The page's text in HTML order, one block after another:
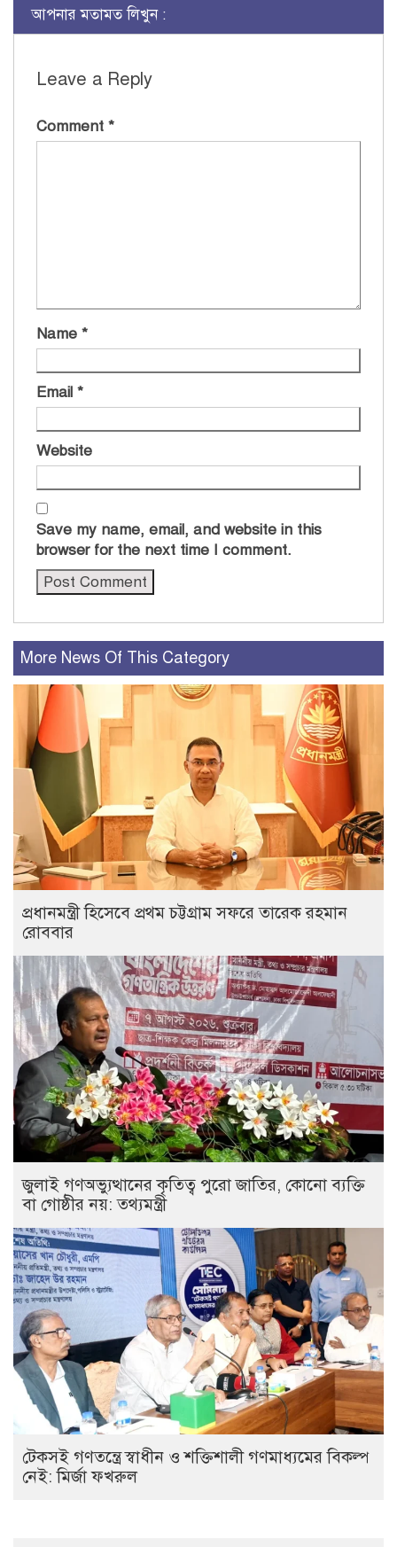
আপনার মতামত লিখুন :
Leave a Reply
Comment *
Name *
Email *
Website
Save my name, email, and website in this
browser for the next time I comment.
More News Of This Category
প্রধানমন্ত্রী হিসেবে প্রথম চট্টগ্রাম সফরে তারেক রহমান
রোববার
জুলাই গণঅভ্যুত্থানের কৃতিত্ব পুরো জাতির, কোনো ব্যক্তি
বা গোষ্ঠীর নয়: তথ্যমন্ত্রী
টেকসই গণতন্ত্রে স্বাধীন ও শক্তিশালী গণমাধ্যমের বিকল্প
নেই: মির্জা ফখরুল